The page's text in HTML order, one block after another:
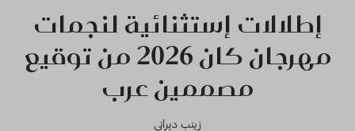
إطلالات إستثنائية لنجمات
مهرجان كان 2026 من توقيع
مصممين عرب
زينب ديراني